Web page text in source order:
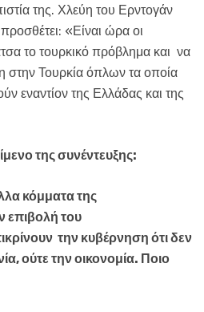
της. Χλεύη του Ερντογάν
«Είναι ώρα οι
το τουρκικό πρόβλημα και να
Τουρκία όπλων τα οποία
εναντίον της Ελλάδας και της
της συνέντευξης:
κόμματα της
επιβολή του
την κυβέρνηση ότι δεν
ούτε την οικονομία. Ποιο